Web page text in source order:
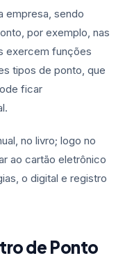
empresa, sendo
por exemplo, nas
exercem funções
tipos de ponto, que
ficar
no livro; logo no
ao cartão eletrônico
o digital e registro
de Ponto